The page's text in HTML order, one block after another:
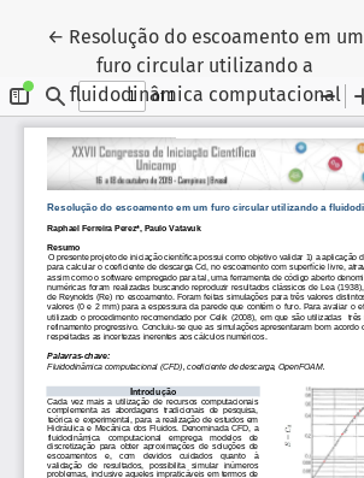
← Voltar aos Detalhes do Artigo
Resolução do escoamento em um
furo circular utilizando a
fluidodinâmica computacional